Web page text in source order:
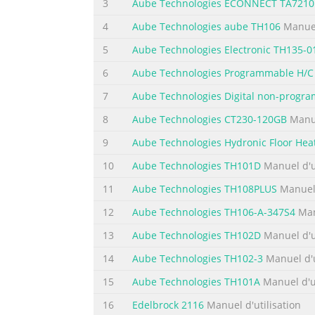
Appears during
a power failure
Mode button
Automatic mode
Setting no. in
Up/Down button
Résumé du contenu de la page N° 2
400-104-004-D (TH104PLUS) ENG.fm Page
switch between the 12-hour format and
and hold the Hour button. electrical box
economy mode has two periods which
Setting Start Time Temperature Start Time
3
Aube Technologies ECONNECT TA7210
4
Aube Technologies aube TH106
5
Aube Technologies Electronic TH135-01
6
Aube Technologies Programmable H/
7
Aube Technologies Digital non-
8
Aube Technologies CT230-120GB
9
Aube Technologies Hydronic Floor
10
Aube Technologies TH101D Manuel
11
Aube Technologies TH108PLUS
12
Aube Technologies TH106-A-347S4
13
Aube Technologies TH102D Manuel
14
Aube Technologies TH102-3 Manuel
15
Aube Technologies TH101A Manuel
16
Edelbrock 2116 Manuel d'utilisation